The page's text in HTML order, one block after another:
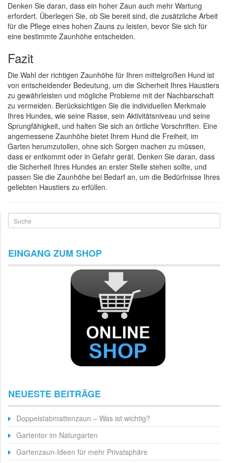
Denken Sie daran, dass ein hoher Zaun auch mehr Wartung
erfordert. Überlegen Sie, ob Sie bereit sind, die zusätzliche Arbeit
für die Pflege eines hohen Zauns zu leisten, bevor Sie sich für
eine bestimmte Zaunhöhe entscheiden.
Fazit
Die Wahl der richtigen Zaunhöhe für Ihren mittelgroßen Hund ist
von entscheidender Bedeutung, um die Sicherheit Ihres Haustiers
zu gewährleisten und mögliche Probleme mit der Nachbarschaft
zu vermeiden. Berücksichtigen Sie die individuellen Merkmale
Ihres Hundes, wie seine Rasse, sein Aktivitätsniveau und seine
Sprungfähigkeit, und halten Sie sich an örtliche Vorschriften. Eine
angemessene Zaunhöhe bietet Ihrem Hund die Freiheit, im
Garten herumzutollen, ohne sich Sorgen machen zu müssen,
dass er entkommt oder in Gefahr gerät. Denken Sie daran, dass
die Sicherheit Ihres Hundes an erster Stelle stehen sollte, und
passen Sie die Zaunhöhe bei Bedarf an, um die Bedürfnisse Ihres
geliebten Haustiers zu erfüllen.
Suche
EINGANG ZUM SHOP
NEUESTE BEITRÄGE
Doppelstabmattenzaun – Was ist wichtig?
Gartentor im Naturgarten
Gartenzaun-Ideen für mehr Privatsphäre